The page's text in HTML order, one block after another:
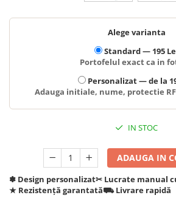
Alege varianta
Standard — 195
Portofelul exact ca in
Personalizat —de la
Adauga initiale, nume, protectie
IN STOC
ADAUGA IN
✽ Design personalizat✂︎ Lucrate manual
★ Rezistență garantată⛟ Livrare rapidă